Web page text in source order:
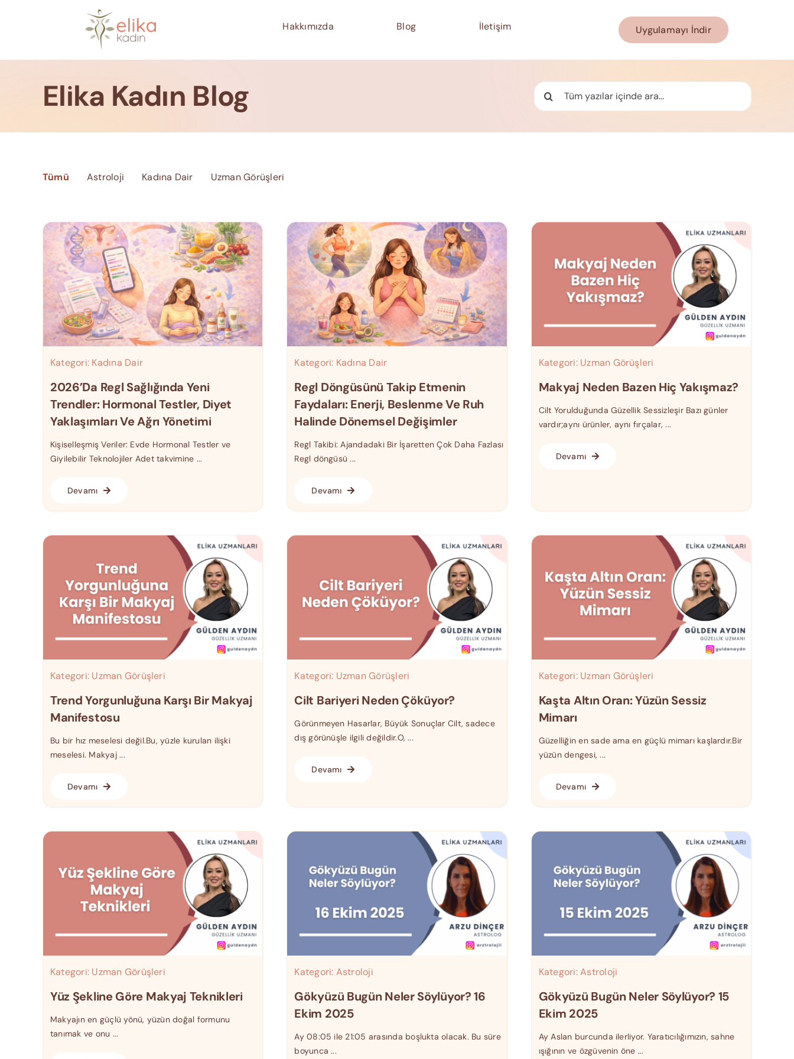
Hakkımızda Blog İletişim Uygulamayı İndir
Elika Kadın Blog Ara:
Tümü Astroloji Kadına Dair Uzman Görüşleri
Kategori: Kadına Dair
2026’da Regl Sağlığında Yeni
Trendler: Hormonal Testler, Diyet
Yaklaşımları Ve Ağrı Yönetimi
Kişiselleşmiş Veriler: Evde Hormonal Testler ve
Giyilebilir Teknolojiler Adet takvimine ...
Devamı
Kategori: Kadına Dair
Regl Döngüsünü Takip Etmenin
Faydaları: Enerji, Beslenme Ve Ruh
Halinde Dönemsel Değişimler
Regl Takibi: Ajandadaki Bir İşaretten Çok Daha Fazlası
Regl döngüsü ...
Devamı
Kategori: Uzman Görüşleri
Makyaj Neden Bazen Hiç Yakışmaz?
Cilt Yorulduğunda Güzellik Sessizleşir Bazı günler
vardır;aynı ürünler, aynı fırçalar, ...
Devamı
Kategori: Uzman Görüşleri
Trend Yorgunluğuna Karşı Bir Makyaj
Manifestosu
Bu bir hız meselesi değil.Bu, yüzle kurulan ilişki
meselesi. Makyaj ...
Devamı
Kategori: Uzman Görüşleri
Cilt Bariyeri Neden Çöküyor?
Görünmeyen Hasarlar, Büyük Sonuçlar Cilt, sadece
dış görünüşle ilgili değildir.O, ...
Devamı
Kategori: Uzman Görüşleri
Kaşta Altın Oran: Yüzün Sessiz
Mimarı
Güzelliğin en sade ama en güçlü mimarı kaşlardır.Bir
yüzün dengesi, ...
Devamı
Kategori: Uzman Görüşleri
Yüz Şekline Göre Makyaj Teknikleri
Makyajın en güçlü yönü, yüzün doğal formunu
tanımak ve onu ...
Kategori: Astroloji
Gökyüzü Bugün Neler Söylüyor? 16
Ekim 2025
Ay 08:05 ile 21:05 arasında boşlukta olacak. Bu süre
boyunca ...
Kategori:Astroloji
Gökyüzü Bugün Neler Söylüyor? 15
Ekim 2025
Ay Aslan burcunda ilerliyor. Yaratıcılığımızın, sahne
ışığının ve özgüvenin öne ...